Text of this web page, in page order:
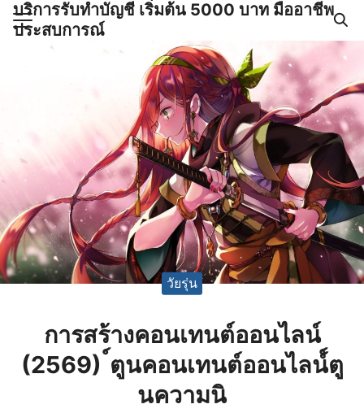
Skipบริการรับทำบัญชี เริ่มต้น 5000 บาท มืออาชีพ
ประสบการณ์
Search
วัยรุ่น
การสร้างคอนเทนต์ออนไลน์
(2569) ์ตูนคอนเทนต์ออนไลน์์ตู
นความนิ